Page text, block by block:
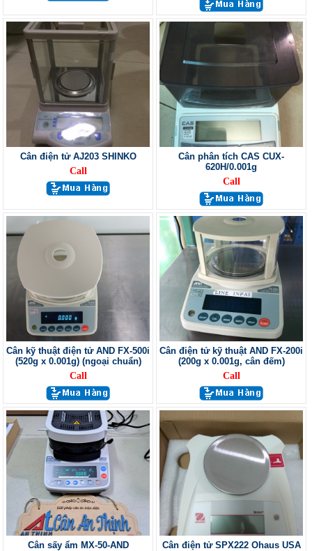
Cân điện tử AJ203 SHINKO
Call
Cân phân tích CAS CUX-
620H/0.001g
Call
Cân kỹ thuật điện tử AND FX-500i
(520g x 0.001g) (ngoại chuẩn)
Call
Cân điện tử kỹ thuật AND FX-200i
(200g x 0.001g, cân đếm)
Call
Cân sấy ẩm MX-50-AND
Cân điện tử SPX222 Ohaus USA